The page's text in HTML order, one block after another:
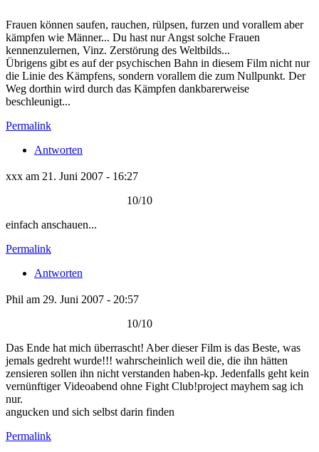
Frauen können saufen, rauchen, rülpsen, furzen und vorallem aber
kämpfen wie Männer... Du hast nur Angst solche Frauen
kennenzulernen, Vinz. Zerstörung des Weltbilds...
Übrigens gibt es auf der psychischen Bahn in diesem Film nicht nur
die Linie des Kämpfens, sondern vorallem die zum Nullpunkt. Der
Weg dorthin wird durch das Kämpfen dankbarerweise
beschleunigt...
Permalink
Antworten
xxx am 21. Juni 2007 - 16:27
10/10
einfach anschauen...
Permalink
Antworten
Phil am 29. Juni 2007 - 20:57
10/10
Das Ende hat mich überrascht! Aber dieser Film is das Beste, was
jemals gedreht wurde!!! wahrscheinlich weil die, die ihn hätten
zensieren sollen ihn nicht verstanden haben-kp. Jedenfalls geht kein
vernünftiger Videoabend ohne Fight Club!project mayhem sag ich
nur.
angucken und sich selbst darin finden
Permalink